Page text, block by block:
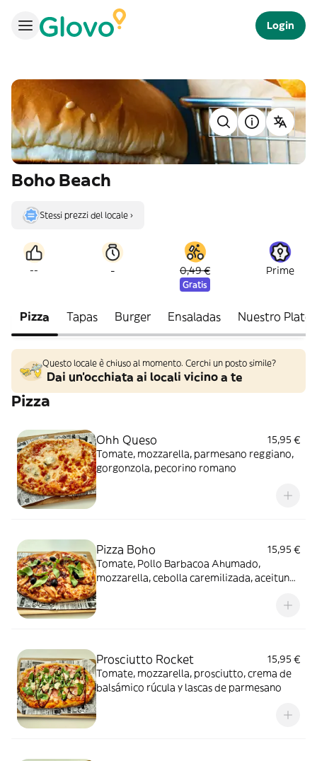
Login
Boho Beach
Stessi prezzi del locale ›
-- - 0,49 €
Gratis
Prime
Pizza Tapas Burger Ensaladas Nuestro Platos
Questo locale è chiuso al momento. Cerchi un posto simile?
Dai un'occhiata ai locali vicino a te
Pizza
Ohh Queso
15,95 €
Tomate, mozzarella, parmesano reggiano,
gorgonzola, pecorino romano
Pizza Boho
15,95 €
Tomate, Pollo Barbacoa Ahumado,
mozzarella, cebolla caremilizada, aceitunas
Prosciutto Rocket
15,95 €
Tomate, mozzarella, prosciutto, crema de
balsámico rúcula y lascas de parmesano